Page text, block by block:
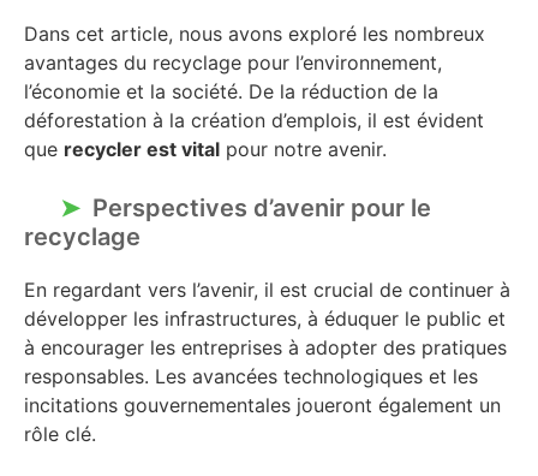
Dans cet article, nous avons exploré les nombreux
avantages du recyclage pour l’environnement,
l’économie et la société. De la réduction de la
déforestation à la création d’emplois, il est évident
que recycler est vital pour notre avenir.
Perspectives d’avenir pour le
recyclage
En regardant vers l’avenir, il est crucial de continuer à
développer les infrastructures, à éduquer le public et
à encourager les entreprises à adopter des pratiques
responsables. Les avancées technologiques et les
incitations gouvernementales joueront également un
rôle clé.